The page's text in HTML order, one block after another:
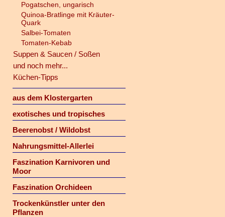
Pogatschen, ungarisch
Quinoa-Bratlinge mit Kräuter-
Quark
Salbei-Tomaten
Tomaten-Kebab
Suppen & Saucen / Soßen
und noch mehr...
Küchen-Tipps
aus dem Klostergarten
exotisches und tropisches
Beerenobst / Wildobst
Nahrungsmittel-Allerlei
Faszination Karnivoren und
Moor
Faszination Orchideen
Trockenkünstler unter den
Pflanzen